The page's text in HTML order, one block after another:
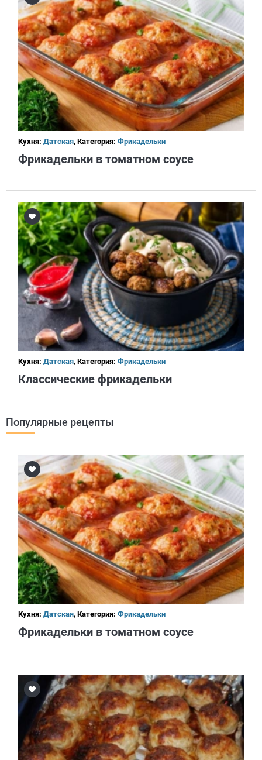
Кухня: Датская, Категория: Фрикадельки
Фрикадельки в томатном соусе
Кухня: Датская, Категория: Фрикадельки
Классические фрикадельки
Популярные рецепты
Кухня: Датская, Категория: Фрикадельки
Фрикадельки в томатном соусе